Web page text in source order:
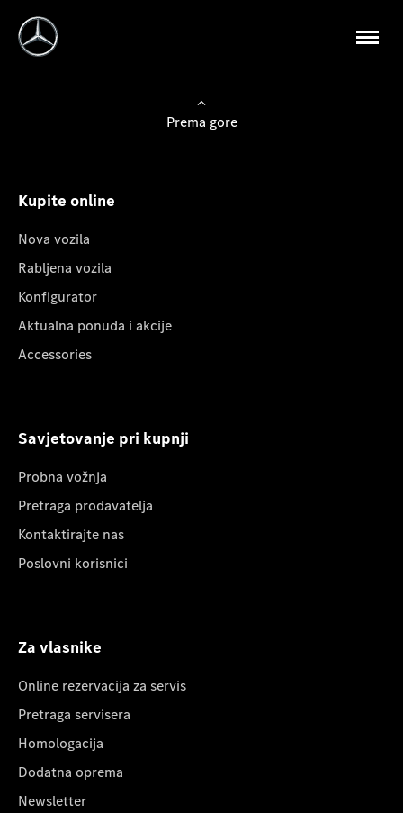
Prema gore
Kupite online
Nova vozila
Rabljena vozila
Konfigurator
Aktualna ponuda i akcije
Accessories
Savjetovanje pri kupnji
Probna vožnja
Pretraga prodavatelja
Kontaktirajte nas
Poslovni korisnici
Za vlasnike
Online rezervacija za servis
Pretraga servisera
Homologacija
Dodatna oprema
Newsletter